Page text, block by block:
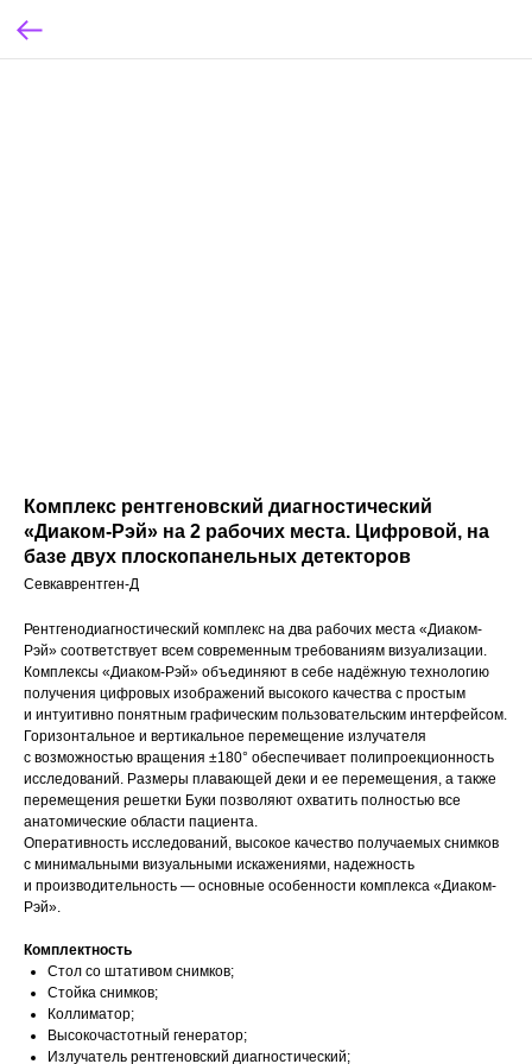
Комплекс рентгеновский диагностический
«Диаком-Рэй» на 2 рабочих места. Циф­ро­вой, на
базе двух пло­ско­па­нель­ных де­тек­то­ров
Севкаврентген-Д
Рентгенодиагностический комплекс на два рабочих места «Диаком-
Рэй» соответствует всем современным требованиям визуализации.
Комплексы «Диаком-Рэй» объединяют в себе надёжную технологию
получения цифровых изображений высокого качества с простым
и интуитивно понятным графическим пользовательским интерфейсом.
Горизонтальное и вертикальное перемещение излучателя
с возможностью вращения ±180° обеспечивает полипроекционность
исследований. Размеры плавающей деки и ее перемещения, а также
перемещения решетки Буки позволяют охватить полностью все
анатомические области пациента.
Оперативность исследований, высокое качество получаемых снимков
с минимальными визуальными искажениями, надежность
и производительность — основные особенности комплекса «Диаком-
Рэй».
Комплектность
Стол со штативом снимков;
Стойка снимков;
Коллиматор;
Высокочастотный генератор;
Излучатель рентгеновский диагностический;